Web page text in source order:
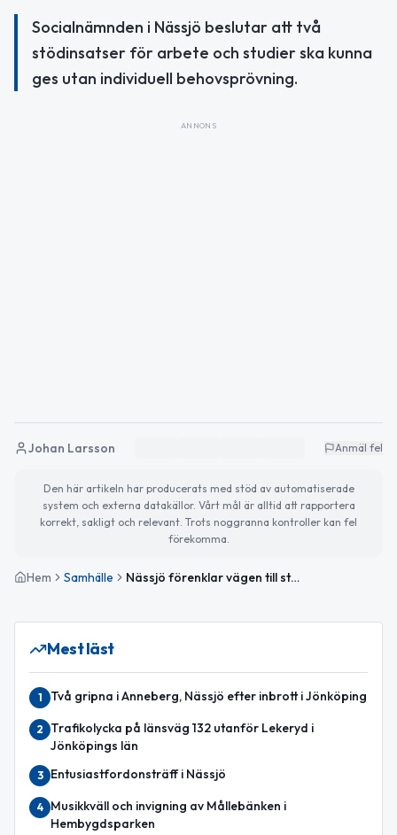
Socialnämnden i Nässjö beslutar att två
stödinsatser för arbete och studier ska kunna
ges utan individuell behovsprövning.
ANNONS
Johan Larsson Anmäl fel
Den här artikeln har producerats med stöd av automatiserade
system och externa datakällor. Vårt mål är alltid att rapportera
korrekt, sakligt och relevant. Trots noggranna kontroller kan fel
förekomma.
Hem Samhälle Nässjö förenklar vägen till stöd för arbete och studier
Mest läst
1 Två gripna i Anneberg, Nässjö efter inbrott i Jönköping
2
Trafikolycka på länsväg 132 utanför Lekeryd i
Jönköpings län
3 Entusiastfordonsträff i Nässjö
4
Musikkväll och invigning av Mållebänken i
Hembygdsparken